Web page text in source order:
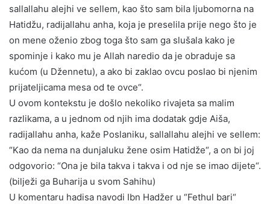
sallallahu alejhi ve sellem, kao što sam bila ljubomorna na
Hatidžu, radijallahu anha, koja je preselila prije nego što je
on mene oženio zbog toga što sam ga slušala kako je
spominje i kako mu je Allah naredio da je obraduje sa
kućom (u Džennetu), a ako bi zaklao ovcu poslao bi njenim
prijateljicama mesa od te ovce“.
U ovom kontekstu je došlo nekoliko rivajeta sa malim
razlikama, a u jednom od njih ima dodatak gdje Aiša,
radijallahu anha, kaže Poslaniku, sallallahu alejhi ve sellem:
“Kao da nema na dunjaluku žene osim Hatidže“, a on bi joj
odgovorio: “Ona je bila takva i takva i od nje se imao dijete“.
(bilježi ga Buharija u svom Sahihu)
U komentaru hadisa navodi Ibn Hadžer u “Fethul bari“